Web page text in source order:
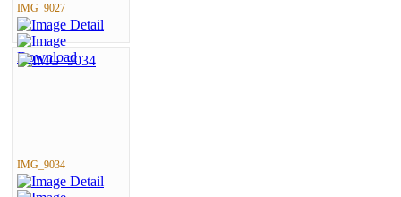
IMG_9027
IMG_9034